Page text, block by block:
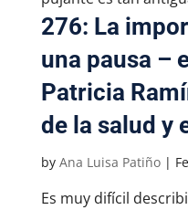
276: La
una pausa –
Patricia
de la salud y
by Ana Luisa Patiño|
Es muy difícil